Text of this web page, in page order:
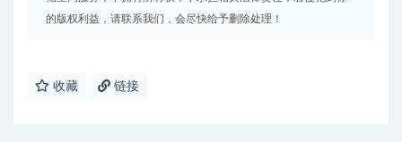
的版权利益，请联系我们，会尽快给予删除处理！
收藏 链接